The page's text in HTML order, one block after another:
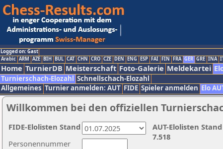
Logged on: Gast
Arabic ARM AZE BIH BUL CAT CHN CRO CZE DEN ENG ESP FAI FIN FRA GER GRE INA
Home TurnierDB Meisterschaft Foto-Galerie Meldekartei
Turnierschach-Elozahl Schnellschach-Elozahl
Allgemeines Turnier anmelden: AUT FIDE Spieler anmelden Elo
Willkommen bei den offiziellen
Personennummer
AUT-Elolisten
7.518
FIDE-Elolisten Stand